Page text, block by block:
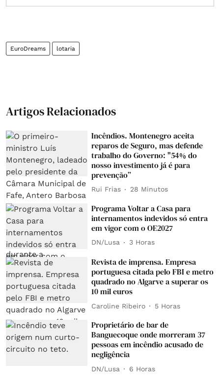
EuroDreams lotaria
Artigos Relacionados
Incêndios. Montenegro aceita
reparos de Seguro, mas defende
trabalho do Governo: "54% do
nosso investimento já é para
prevenção”
Rui Frias 28 Minutos
Programa Voltar a Casa para
internamentos indevidos só entra
em vigor com o OE2027
DN/Lusa 3 Horas
Revista de imprensa. Empresa
portuguesa citada pelo FBI e metro
quadrado no Algarve a superar os
10 mil euros
Caroline Ribeiro 5 Horas
Proprietário de bar de
Banguecoque onde morreram 37
pessoas em incêndio acusado de
negligência
DN/Lusa 6 Horas